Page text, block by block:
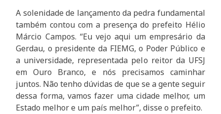
A solenidade de lançamento da pedra fundamental
também contou com a presença do prefeito Hélio
Márcio Campos. “Eu vejo aqui um empresário da
Gerdau, o presidente da FIEMG, o Poder Público e
a universidade, representada pelo reitor da UFSJ
em Ouro Branco, e nós precisamos caminhar
juntos. Não tenho dúvidas de que se a gente seguir
dessa forma, vamos fazer uma cidade melhor, um
Estado melhor e um país melhor”, disse o prefeito.